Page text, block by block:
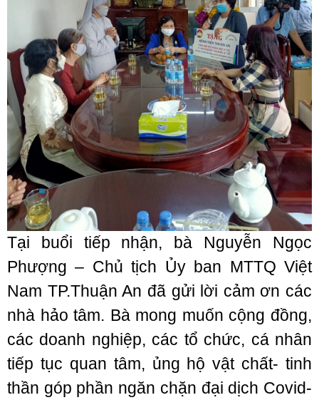
Tại buổi tiếp nhận, bà Nguyễn Ngọc
Phượng – Chủ tịch Ủy ban MTTQ Việt
Nam TP.Thuận An đã gửi lời cảm ơn các
nhà hảo tâm. Bà mong muốn cộng đồng,
các doanh nghiệp, các tổ chức, cá nhân
tiếp tục quan tâm, ủng hộ vật chất- tinh
thần góp phần ngăn chặn đại dịch Covid-